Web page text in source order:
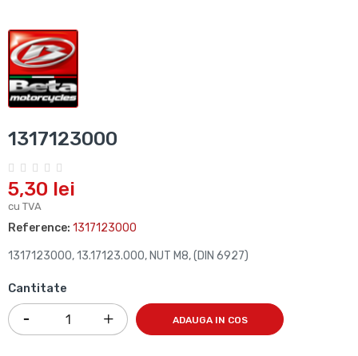
1317123000
5,30 lei
cu TVA
Reference: 1317123000
1317123000, 13.17123.000, NUT M8, (DIN 6927)
Cantitate
ADAUGA IN COS